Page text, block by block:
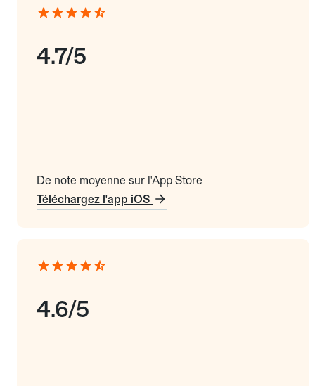
4.7/5
De note moyenne sur l'App Store
Téléchargez l'app iOS
4.6/5